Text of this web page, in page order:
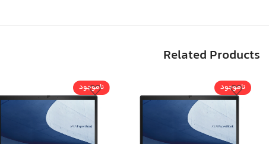
Related Products
ناموجود ناموجود